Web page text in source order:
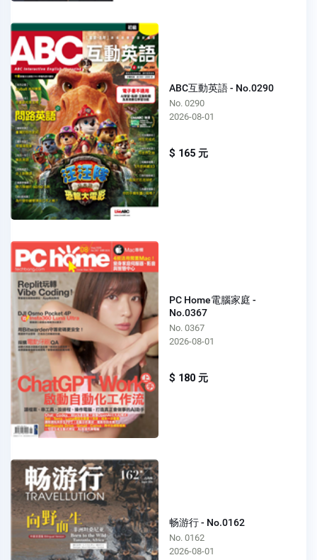
ABC互動英語 - No.0290
No. 0290
2026-08-01
$ 165 元
PC Home電腦家庭 -
No.0367
No. 0367
2026-08-01
$ 180 元
畅游行 - No.0162
No. 0162
2026-08-01